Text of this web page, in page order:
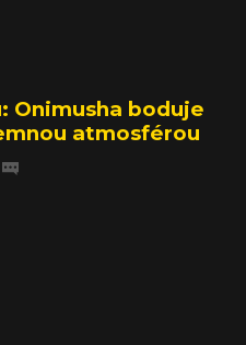
Onimusha boduje
atmosférou